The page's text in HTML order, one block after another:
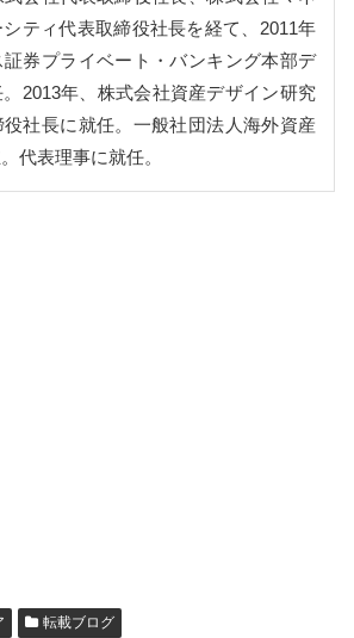
ティ代表取締役社長を経て、2011年
券プライベート・バンキング本部デ
2013年、株式会社資産デザイン研究
社長に就任。一般社団法人海外資産
代表理事に就任。
転載ブログ